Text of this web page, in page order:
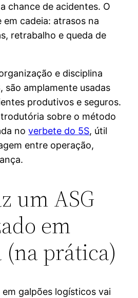
chance de acidentes. O
em cadeia: atrasos na
retrabalho e queda de
e disciplina
, são amplamente usadas
produtivos e seguros.
sobre o método
noverbete do 5S, útil
entre operação,
um ASG
em
prática)
em galpões logísticos vai